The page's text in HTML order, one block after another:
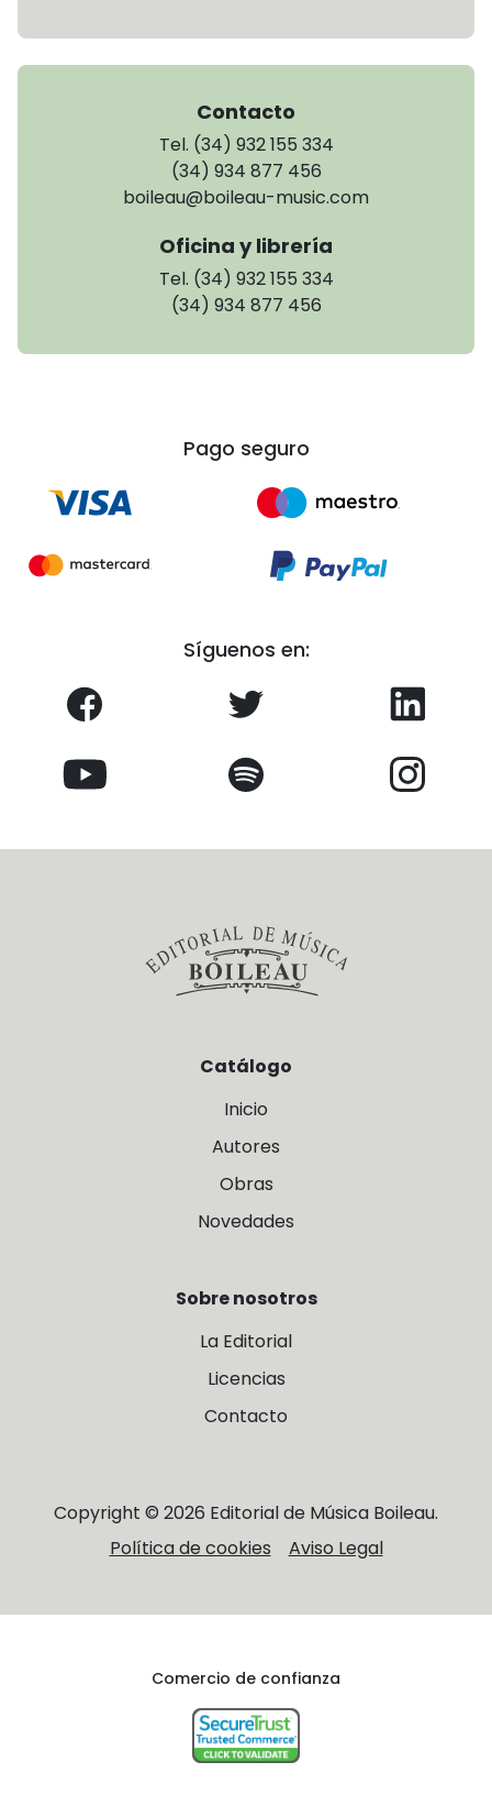
Contacto
Tel. (34) 932 155 334
(34) 934 877 456
boileau@boileau-music.com
Oficina y librería
Tel. (34) 932 155 334
(34) 934 877 456
Pago seguro
Síguenos en:
Catálogo
Inicio
Autores
Obras
Novedades
Sobre nosotros
La Editorial
Licencias
Contacto
Copyright © 2026 Editorial de Música Boileau.
Política de cookies
Aviso Legal
Comercio de confianza